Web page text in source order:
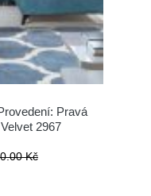
Pravá
2967
Kč